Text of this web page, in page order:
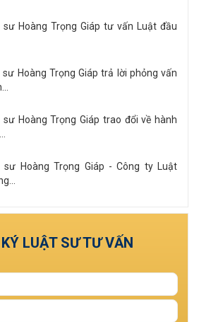
sư Hoàng Trọng Giáp tư vấn Luật đầu
sư Hoàng Trọng Giáp trả lời phỏng vấn
sư Hoàng Trọng Giáp trao đổi về hành
sư Hoàng Trọng Giáp - Công ty Luật
Xem tất cả
LUẬT SƯ TƯ VẤN